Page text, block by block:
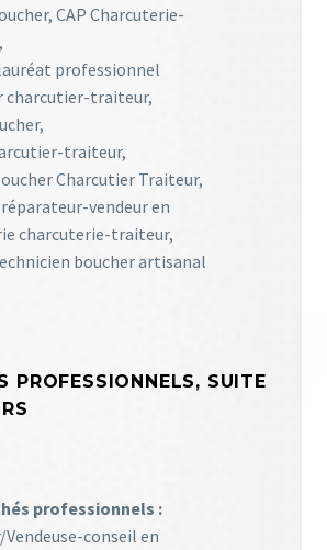
CAP Charcuterie-
professionnel
charcutier-traiteur,
traiteur,
Charcutier Traiteur,
vendeur en
charcuterie-traiteur,
boucher artisanal
PROFESSIONNELS, SUITE
professionnels :
Vendeuse-conseil en